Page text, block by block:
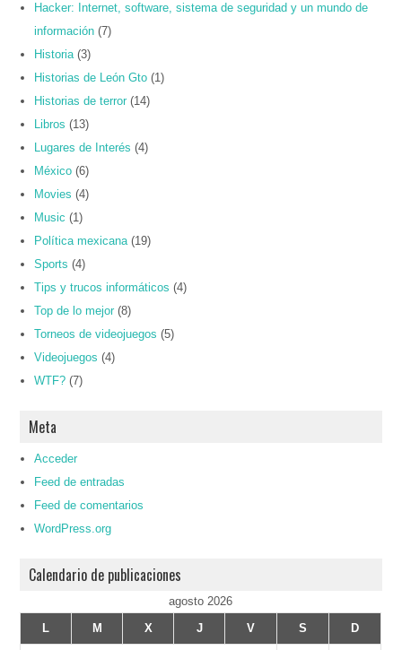
Hacker: Internet, software, sistema de seguridad y un mundo de
información (7)
Historia (3)
Historias de León Gto (1)
Historias de terror (14)
Libros (13)
Lugares de Interés (4)
México (6)
Movies (4)
Music (1)
Política mexicana (19)
Sports (4)
Tips y trucos informáticos (4)
Top de lo mejor (8)
Torneos de videojuegos (5)
Videojuegos (4)
WTF? (7)
Meta
Acceder
Feed de entradas
Feed de comentarios
WordPress.org
Calendario de publicaciones
agosto 2026
L
M X J V S D